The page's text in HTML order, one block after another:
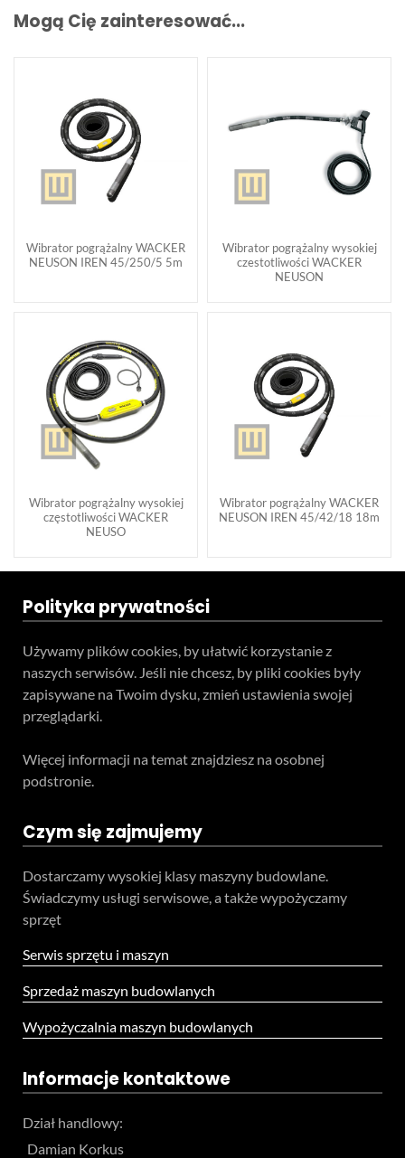
Mogą Cię zainteresować...
Wibrator pogrążalny WACKER
NEUSON IREN 45/250/5 5m
Wibrator pogrążalny wysokiej
czestotliwości WACKER
NEUSON
Wibrator pogrążalny wysokiej
częstotliwości WACKER
NEUSO
Wibrator pogrążalny WACKER
NEUSON IREN 45/42/18 18m
Polityka prywatności
Używamy plików cookies, by ułatwić korzystanie z
naszych serwisów. Jeśli nie chcesz, by pliki cookies były
zapisywane na Twoim dysku, zmień ustawienia swojej
przeglądarki.
Więcej informacji na temat znajdziesz na osobnej
podstronie.
Czym się zajmujemy
Dostarczamy wysokiej klasy maszyny budowlane.
Świadczymy usługi serwisowe, a także wypożyczamy
sprzęt
Serwis sprzętu i maszyn
Sprzedaż maszyn budowlanych
Wypożyczalnia maszyn budowlanych
Informacje kontaktowe
Dział handlowy:
Damian Korkus